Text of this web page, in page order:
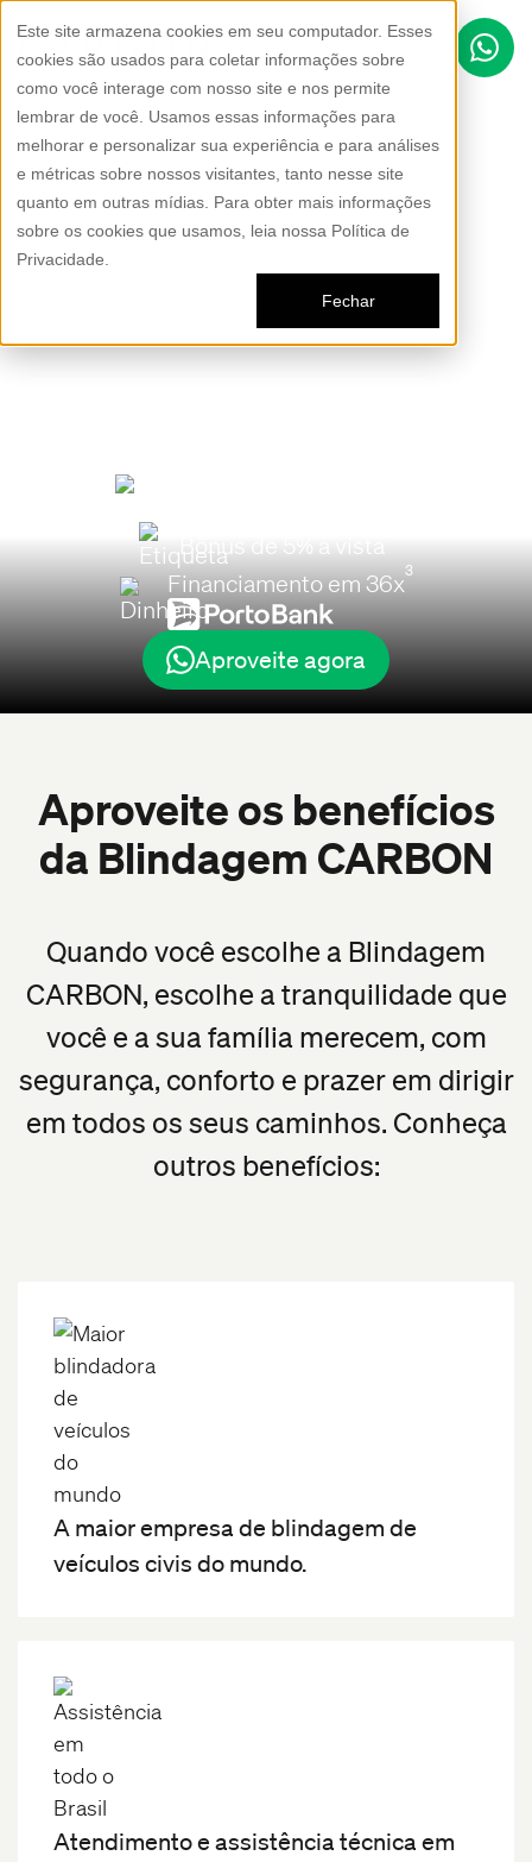
Este site armazena cookies em seu computador. Esses
cookies são usados para coletar informações sobre
como você interage com nosso site e nos permite
lembrar de você. Usamos essas informações para
melhorar e personalizar sua experiência e para análises
e métricas sobre nossos visitantes, tanto nesse site
quanto em outras mídias. Para obter mais informações
sobre os cookies que usamos, leia nossa Política de
Privacidade.
Fechar
Escolha segurança e
exclusividade para seus
caminhos
Bônus de 5% à vista
Financiamento em 36x3
Aproveite agora
Aproveite os benefícios
da Blindagem CARBON
Quando você escolhe a Blindagem
CARBON, escolhe a tranquilidade que
você e a sua família merecem, com
segurança, conforto e prazer em dirigir
em todos os seus caminhos. Conheça
outros benefícios:
A maior empresa de blindagem de
veículos civis do mundo.
Atendimento e assistência técnica em